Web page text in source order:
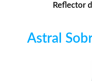
Reflector
Astral